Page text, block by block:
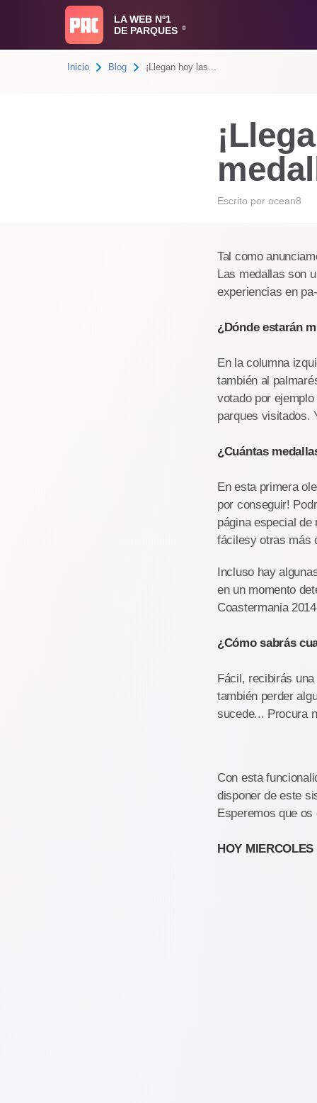
LA WEB Nº1
DE PARQUES
®
Inicio Blog ¡Llegan hoy las...
Escrito por ocean8
Tal como
Las medallas son
experiencias en
¿Dónde estarán
En la columna
también al
votado por
parques visitados.
¿Cuántas
En esta primera
por conseguir!
página especial
fácilesy otras más
Incluso hay
en un momento
Coastermania
¿Cómo sabrás
Fácil, recibirás
también perder
sucede... Procura
Con esta
disponer de este
Esperemos que os
HOY